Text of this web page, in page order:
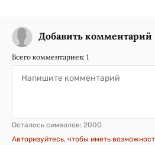
Добавить комментарий
Всего комментариев: 1
Осталось символов: 2000
Авторизуйтесь, чтобы иметь